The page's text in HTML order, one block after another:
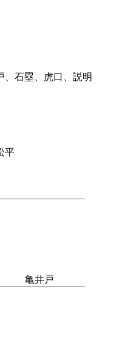
、石塁、虎口、説明
平
亀井戸